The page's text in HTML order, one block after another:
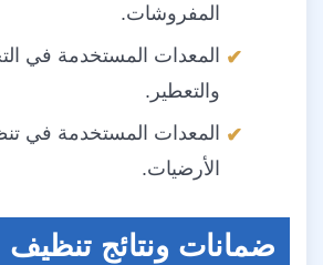
المفروشات.
المعدات المستخدمة في
والتعطير.
المعدات المستخدمة في
الأرضيات.
ضمانات ونتائج تنظيف